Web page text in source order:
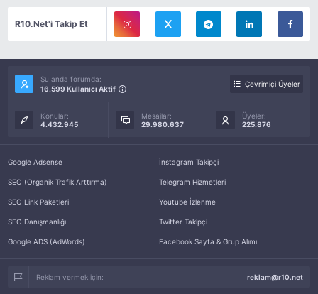
R10.Net'i Takip Et
Şu anda forumda:
16.599 Kullanıcı Aktif
Çevrimiçi Üyeler
Konular:
4.432.945
Mesajlar:
29.980.637
Üyeler:
225.876
Google Adsense
SEO (Organik Trafik Arttırma)
SEO Link Paketleri
SEO Danışmanlığı
Google ADS (AdWords)
İnstagram Takipçi
Telegram Hizmetleri
Youtube İzlenme
Twitter Takipçi
Facebook Sayfa & Grup Alımı
Reklam vermek için: reklam@r10.net